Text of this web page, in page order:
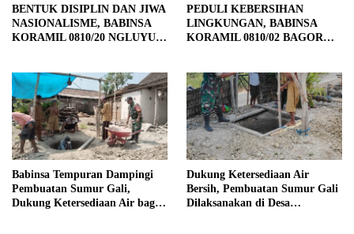
BENTUK DISIPLIN DAN JIWA
NASIONALISME, BABINSA
KORAMIL 0810/20 NGLUYU
PEDULI KEBERSIHAN
LINGKUNGAN, BABINSA
KORAMIL 0810/02 BAGOR
BAKTI
Babinsa Tempuran Dampingi
Pembuatan Sumur Gali,
Dukung Ketersediaan Air bagi
Dukung Ketersediaan Air
Bersih, Pembuatan Sumur Gali
Dilaksanakan di Desa